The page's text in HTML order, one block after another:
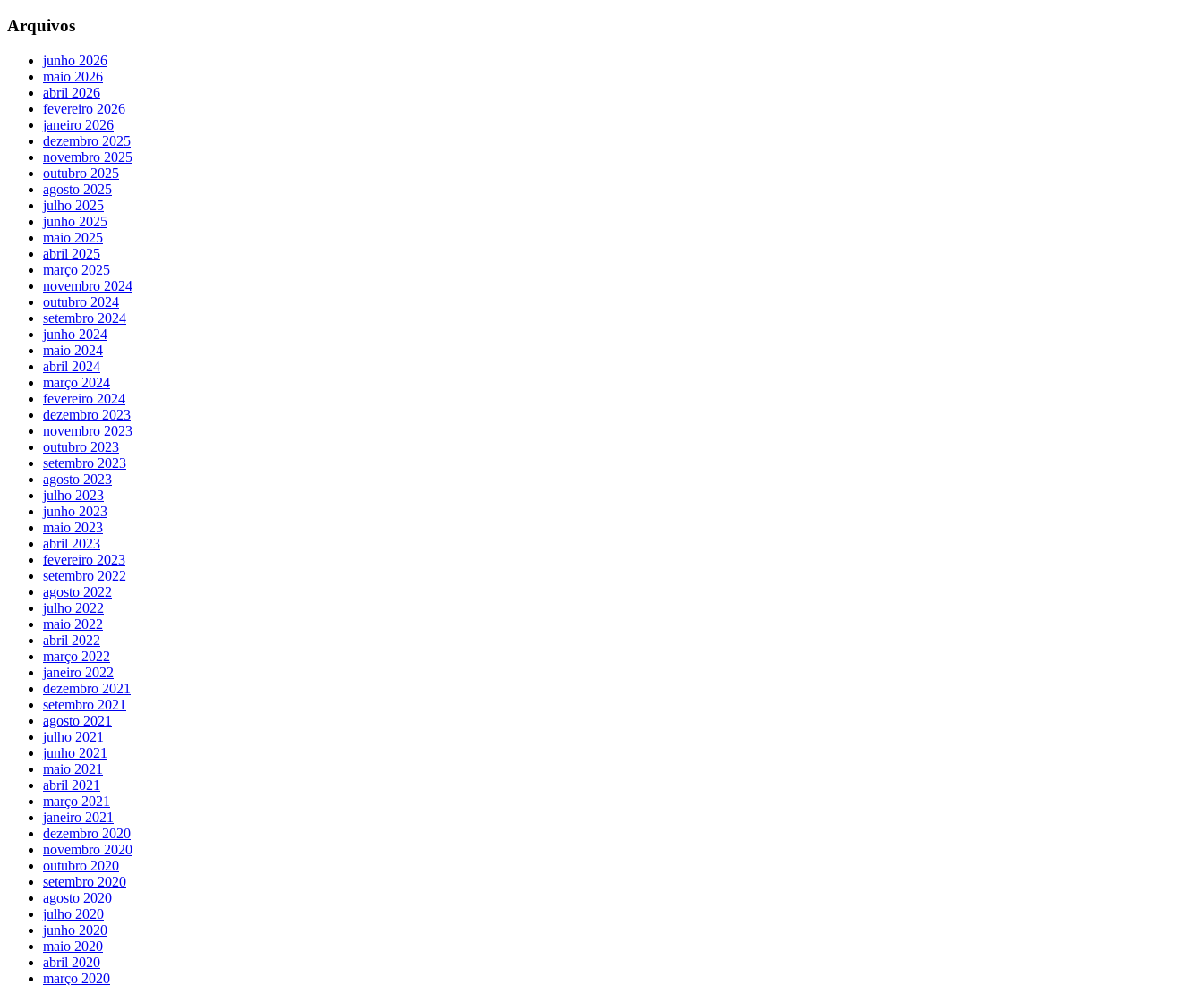
Arquivos
junho 2026
maio 2026
abril 2026
fevereiro 2026
janeiro 2026
dezembro 2025
novembro 2025
outubro 2025
agosto 2025
julho 2025
junho 2025
maio 2025
abril 2025
março 2025
novembro 2024
outubro 2024
setembro 2024
junho 2024
maio 2024
abril 2024
março 2024
fevereiro 2024
dezembro 2023
novembro 2023
outubro 2023
setembro 2023
agosto 2023
julho 2023
junho 2023
maio 2023
abril 2023
fevereiro 2023
setembro 2022
agosto 2022
julho 2022
maio 2022
abril 2022
março 2022
janeiro 2022
dezembro 2021
setembro 2021
agosto 2021
julho 2021
junho 2021
maio 2021
abril 2021
março 2021
janeiro 2021
dezembro 2020
novembro 2020
outubro 2020
setembro 2020
agosto 2020
julho 2020
junho 2020
maio 2020
abril 2020
março 2020